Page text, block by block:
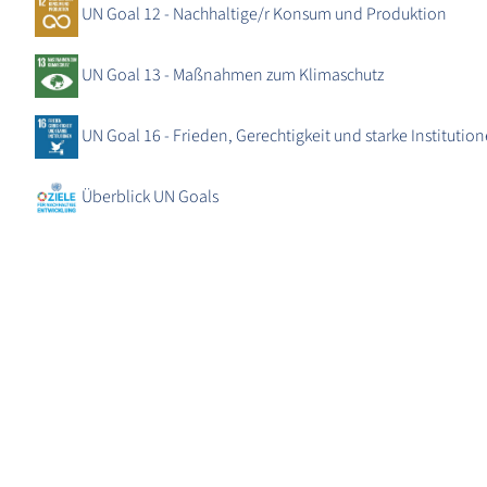
UN Goal 12 - Nachhaltige/r Konsum und Produktion
UN Goal 13 - Maßnahmen zum Klimaschutz
UN Goal 16 - Frieden, Gerechtigkeit und starke
Überblick UN Goals